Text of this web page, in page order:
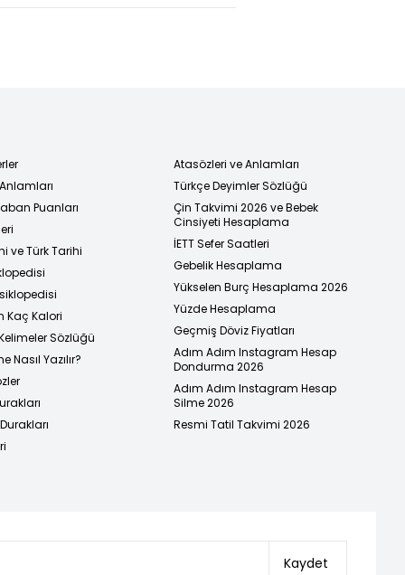
Puanları
ve Türk Tarihi
Kaç Kalori
Sözlüğü
Nasıl Yazılır?
Atasözleri ve Anlamları
Türkçe Deyimler Sözlüğü
Çin Takvimi 2026 ve Bebek
Cinsiyeti Hesaplama
İETT Sefer Saatleri
Gebelik Hesaplama
Yükselen Burç Hesaplama 2026
Yüzde Hesaplama
Geçmiş Döviz Fiyatları
Adım Adım Instagram Hesap
Dondurma 2026
Adım Adım Instagram Hesap
Silme 2026
Resmi Tatil Takvimi 2026
Kaydet